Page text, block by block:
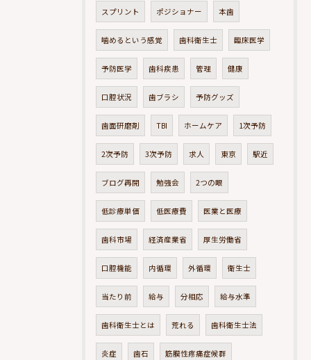
スプリント ポジショナー 本歯
噛めるという感覚 歯科衛生士 臨床医学
予防医学 歯科疾患 管理 健康
口腔状況 歯ブラシ 予防グッズ
歯面研磨剤 TBI ホームケア 1次予防
2次予防 3次予防 求人 東京 駅近
ブログ再開 勉強会 2つの眼
低診療単価 低医療費 医業と医療
歯科市場 経済産業省 厚生労働省
口腔機能 内循環 外循環 衛生士
当たり前 給与 分相応 給与水準
歯科衛生士とは 荒れる 歯科衛生士法
炎症 歯石 筋膜性疼痛症候群